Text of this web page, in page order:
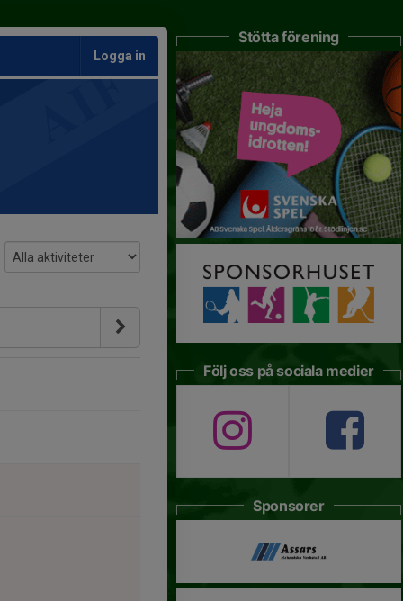
Logga in
Stötta förening
Följ oss på sociala medier
Sponsorer